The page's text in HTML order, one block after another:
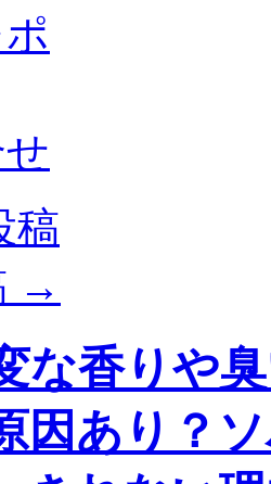
ポ
せ
稿
→
な香りや
因あり？